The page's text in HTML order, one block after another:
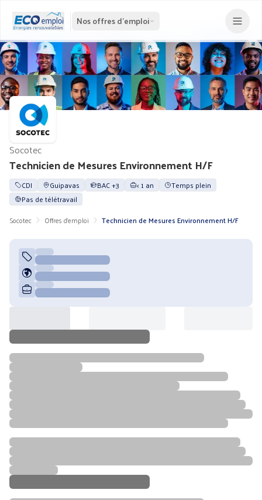
Nos offres d'emploi
Technicien de Mesures Environnement H/F
Socotec
CDI Guipavas BAC +3 < 1 an
Temps plein
Pas de télétravail
Socotec
Offres d'emploi Technicien de Mesures Environnement H/F